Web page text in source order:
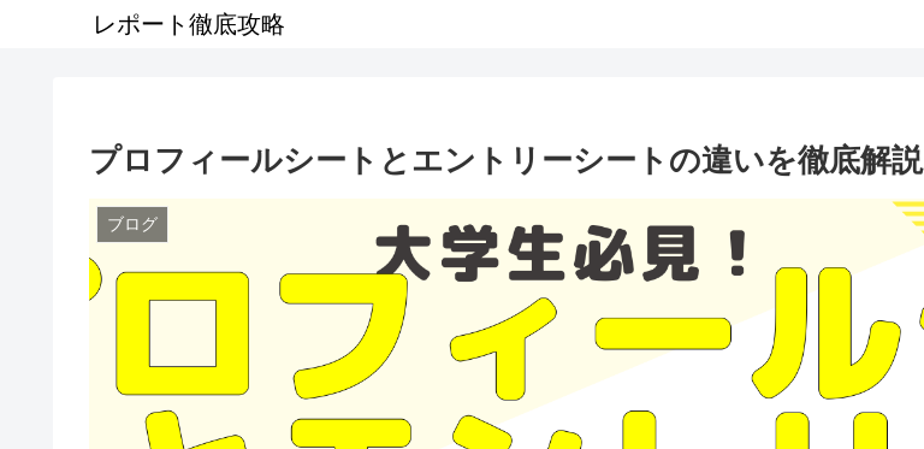
レポート徹底攻略
プロフィールシートとエントリーシートの違いを徹底解説
ブログ